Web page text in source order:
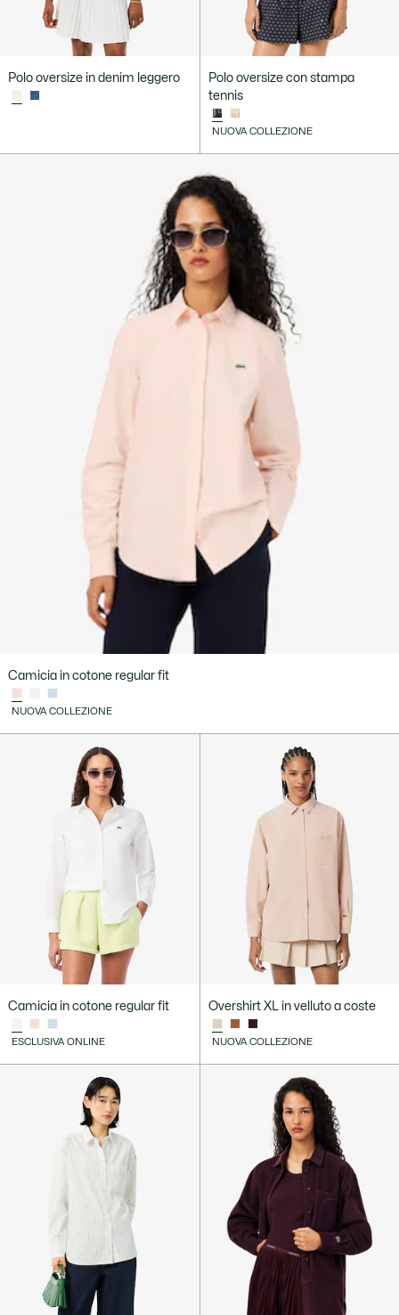
Polo oversize in denim leggero
Polo oversize con stampa
tennis
NUOVA COLLEZIONE
Camicia in cotone regular fit
NUOVA COLLEZIONE
Camicia in cotone regular fit
ESCLUSIVA ONLINE
Overshirt XL in velluto a coste
NUOVA COLLEZIONE